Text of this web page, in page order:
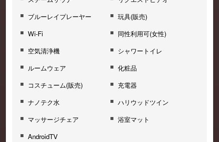
ブルーレイプレーヤー
玩具(販売)
Wi-Fi
同性利用可(女性)
空気清浄機
シャワートイレ
ルームウェア
化粧品
コスチューム(販売)
充電器
ナノテク水
ハリウッドツイン
マッサージチェア
浴室マット
AndroidTV